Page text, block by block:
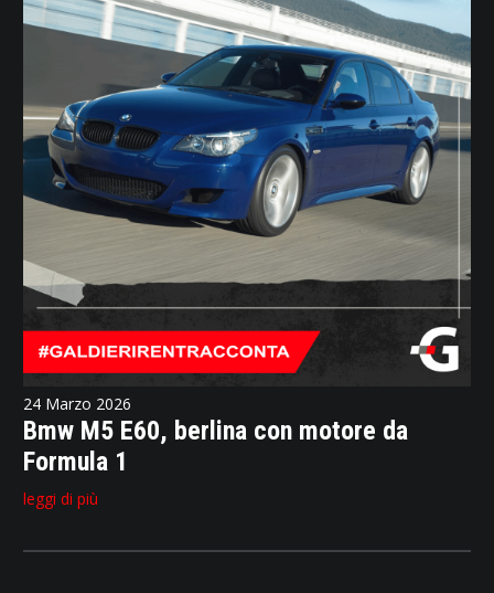
24 Marzo 2026
Bmw M5 E60, berlina con motore da
Formula 1
leggi di più